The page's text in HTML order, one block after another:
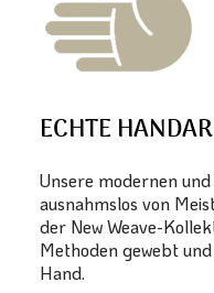
ECHTE
Unsere modernen
ausnahmslos von
der New Weave-
Methoden gewebt
Hand.